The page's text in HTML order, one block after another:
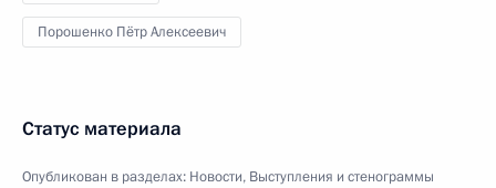
Порошенко Пётр Алексеевич
Статус материала
Опубликован в разделах: Новости, Выступления и стенограммы